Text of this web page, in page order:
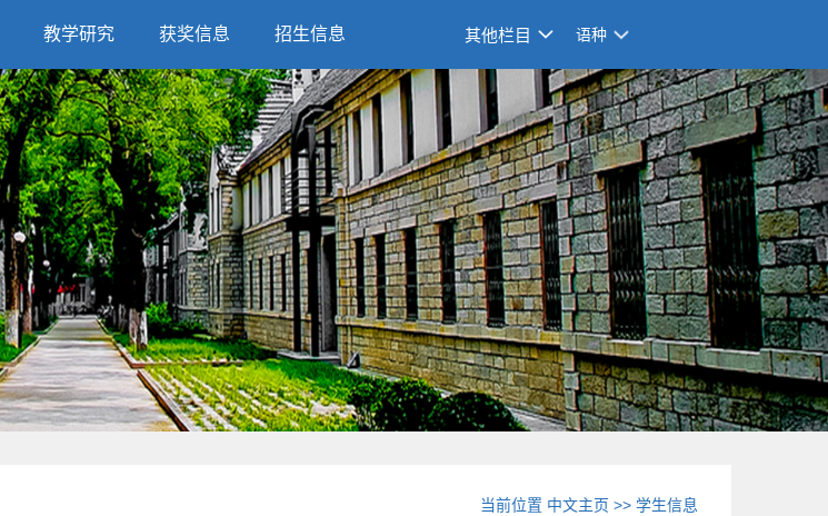
教学研究 获奖信息 招生信息 其他栏目 语种
当前位置 中文主页 >>学生信息